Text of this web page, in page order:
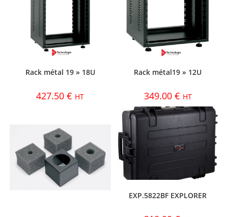
Rack métal 19 » 18U
427.50€ HT
Rack métal19 » 12U
349.00 € HT
EXP.5822BF EXPLORER